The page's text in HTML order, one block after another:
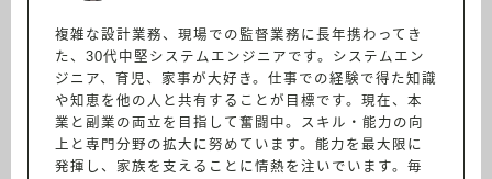
複雑な設計業務、現場での監督業務に長年携わってき
た、30代中堅システムエンジニアです。システムエン
ジニア、育児、家事が大好き。仕事での経験で得た知識
や知恵を他の人と共有することが目標です。現在、本
業と副業の両立を目指して奮闘中。スキル・能力の向
上と専門分野の拡大に努めています。能力を最大限に
発揮し、家族を支えることに情熱を注いでいます。毎